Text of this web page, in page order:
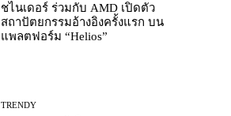
ชไนเดอร์ ร่วมกับ AMD เปิดตัว
สถาปัตยกรรมอ้างอิงครั้งแรก บน
แพลตฟอร์ม “Helios”
TRENDY